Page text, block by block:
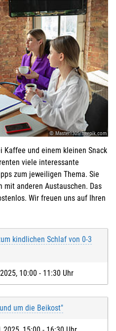
© Master1305/freepik.com
Kaffee und einem kleinen Snack
viele interessante
zum jeweiligen Thema. Sie
mit anderen Austauschen. Das
Wir freuen uns auf Ihren
kindlichen Schlaf von 0-3
10:00 - 11:30 Uhr
um die Beikost"